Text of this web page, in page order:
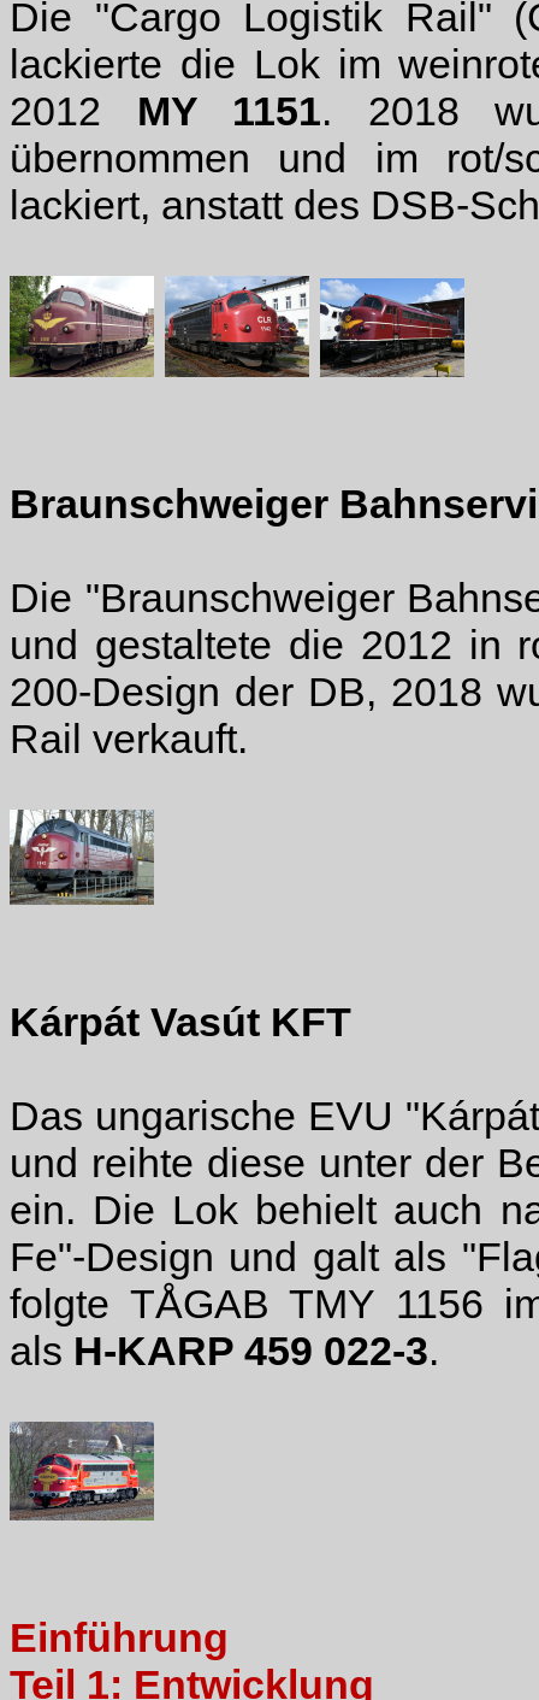
Die "Cargo Logistik Rail"
lackierte die Lok im
2012 MY 1151. 2018
übernommen und im rot/
lackiert, anstatt des DSB-
Braunschweiger
Die "Braunschweiger
und gestaltete die 2012 in
200-Design der DB, 2018
Rail verkauft.
Kárpát Vasút KFT
Das ungarische EVU
und reihte diese unter der
ein. Die Lok behielt auch
Fe"-Design und galt als
folgte TÅGAB TMY 1156
als H-KARP 459 022-3.
Einführung
Teil 1: Entwicklung